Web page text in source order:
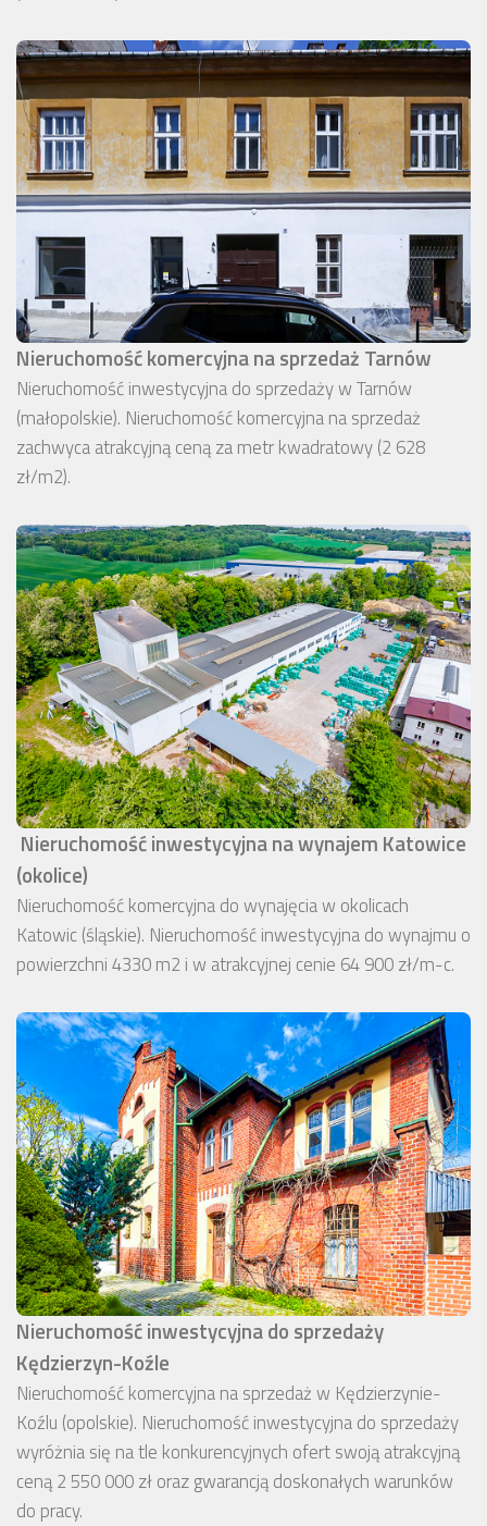
Nieruchomość komercyjna na sprzedaż Tarnów
Nieruchomość inwestycyjna do sprzedaży w Tarnów
(małopolskie). Nieruchomość komercyjna na sprzedaż
zachwyca atrakcyjną ceną za metr kwadratowy (2 628
zł/m2).
Nieruchomość inwestycyjna na wynajem Katowice
(okolice)
Nieruchomość komercyjna do wynajęcia w okolicach
Katowic (śląskie). Nieruchomość inwestycyjna do wynajmu o
powierzchni 4330 m2 i w atrakcyjnej cenie 64 900 zł/m-c.
Nieruchomość inwestycyjna do sprzedaży
Kędzierzyn-Koźle
Nieruchomość komercyjna na sprzedaż w Kędzierzynie-
Koźlu (opolskie). Nieruchomość inwestycyjna do sprzedaży
wyróżnia się na tle konkurencyjnych ofert swoją atrakcyjną
ceną 2 550 000 zł oraz gwarancją doskonałych warunków
do pracy.